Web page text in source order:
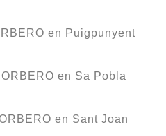
en Puigpunyent
en Sa Pobla
en Sant Joan